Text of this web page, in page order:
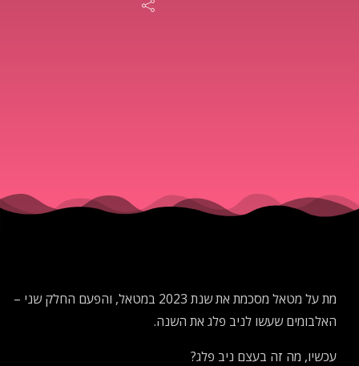
Metal
-
Listמת על מטאל מסכמת את שנת 2023 במטאל, והפעם החלק שני –
האלבומים שעשו לניב פלג את השנה.
עכשיו, מה זה בעצם ניב פלג?